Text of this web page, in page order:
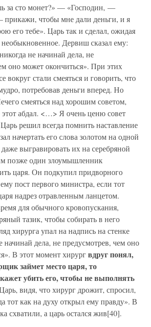
за сто монет?» — «Господин, —
прикажи, чтобы мне дали деньги, и я
его тебе». Царь так и сделал, ожидая
Дервиш сказал ему:
не начинай дела, не
оно может окончиться». При этих
вокруг стали смеяться и говорить, что
потребовав деньги вперед. Но
смеяться над хорошим советом,
абдал. <…> Я очень ценю совет
решил всегда помнить наставление
начертать его слова золотом на одной
выгравировать их на серебряной
позже один злоумышленник
царя. Он подкупил придворного
пост первого министра, если тот
надрез отравленным ланцетом.
для обычного кровопускания,
тазик, чтобы собирать в него
хирурга упал на надпись на стенке
начинай дела, не предусмотрев, чем оно
В этот момент хирургвдруг понял,
займет место царя, то
убить его, чтобы не выполнять
видя, что хирург дрожит, спросил,
тот как на духу открыл ему правду». В
схватили, а царь остался жив[40].